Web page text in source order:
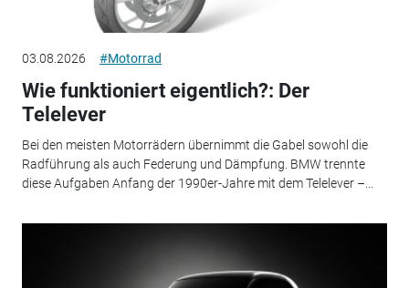
03.08.2026 #Motorrad
Wie funktioniert eigentlich?: Der
Telelever
Bei den meisten Motorrädern übernimmt die Gabel sowohl die
Radführung als auch Federung und Dämpfung. BMW trennte
diese Aufgaben Anfang der 1990er-Jahre mit dem Telelever –...